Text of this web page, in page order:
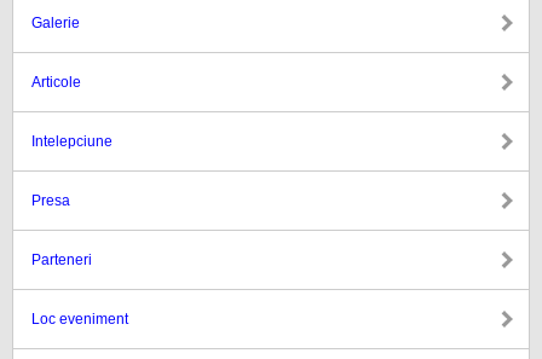
Galerie
Articole
Intelepciune
Presa
Parteneri
Loc eveniment